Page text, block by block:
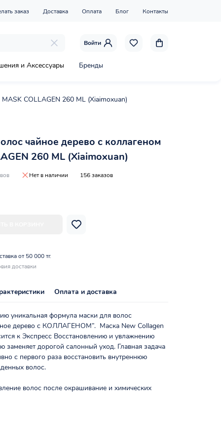
заказ Доставка Оплата Блог Контакты
Войти
и Аксессуары Бренды
COLLAGEN 260 ML (Xiaimoxuan)
чайное дерево с коллагеном
260 ML (Xiaimoxuan)
Нет в наличии 156 заказов
от 50 000 тг.
доставки
Оплата и доставка
уникальная формула маски для волос
дерево с КОЛЛАГЕНОМ”. Маска New Collagen
к Экспресс Восстановлению и увлажнению
заменяет дорогой салонный уход. Главная задача
с первого раза восстановить внутреннюю
волос.
волос после окрашивание и химических